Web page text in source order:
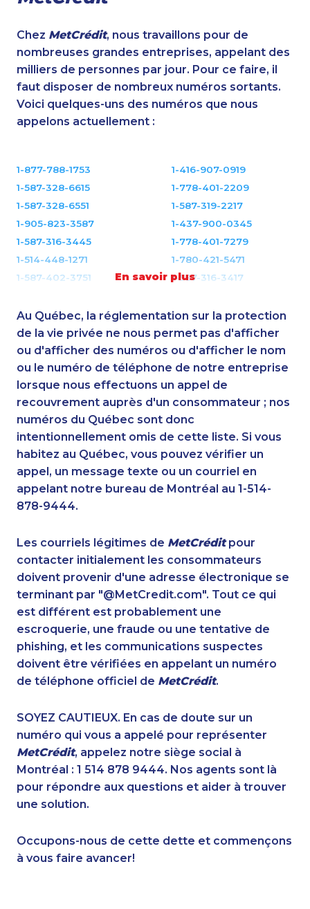
Chez MetCrédit, nous travaillons pour de
nombreuses grandes entreprises, appelant des
milliers de personnes par jour. Pour ce faire, il
faut disposer de nombreux numéros sortants.
Voici quelques-uns des numéros que nous
appelons actuellement :
En savoir plus
1-877-788-1753
1-416-907-0919
1-587-328-6615
1-778-401-2209
1-587-328-6551
1-587-319-2217
1-905-823-3587
1-437-900-0345
1-587-316-3445
1-778-401-7279
1-514-448-1271
1-780-421-5471
1-587-402-3751
1-587-316-3417
1-587-316-3405
1-778-588-9274
1-905-288-1050
1-877-788-1756
1-778-404-7752
1-780-900-8861
1-579-267-0756
1-506-300-0084
1-587-328-6622
1-647-694-6076
1-587-319-2144
1-587-328-6591
1-778-401-7322
1-778-401-7289
1-778-401-7396
1-250-244-3566
1-418-478-1513
1-604-282-3657
1-780-420-2392
1-416-208-7125
1-780-423-5705
1-780-421-5472
1-587-328-6639
1-437-900-0402
1-587-328-6586
1-819-201-0874
1-778-401-2180
1-780-900-8863
1-778-401-2189
1-587-316-3414
1-778-662-5026
1-604-696-3030
1-902-400-0795
1-902-482-9307
1-437-900-0343
1-587-316-3402
1-902-201-9360
1-506-300-0086
1-438-289-3500
1-587-328-6625
1-778-401-7162
1-416-225-5862
1-587-328-6602
1-403-306-0448
1-778-654-8400
1-647-722-9384
1-416-907-0894
Au Québec, la réglementation sur la protection
de la vie privée ne nous permet pas d'afficher
ou d'afficher des numéros ou d'afficher le nom
ou le numéro de téléphone de notre entreprise
lorsque nous effectuons un appel de
recouvrement auprès d'un consommateur ; nos
numéros du Québec sont donc
intentionnellement omis de cette liste. Si vous
habitez au Québec, vous pouvez vérifier un
appel, un message texte ou un courriel en
appelant notre bureau de Montréal au 1-514-
878-9444.
Les courriels légitimes de MetCréditpour
contacter initialement les consommateurs
doivent provenir d'une adresse électronique se
terminant par "@MetCredit.com". Tout ce qui
est différent est probablement une
escroquerie, une fraude ou une tentative de
phishing, et les communications suspectes
doivent être vérifiées en appelant un numéro
de téléphone officiel de MetCrédit.
SOYEZ CAUTIEUX. En cas de doute sur un
numéro qui vous a appelé pour représenter
MetCrédit, appelez notre siège social à
Montréal : 1 514 878 9444. Nos agents sont là
pour répondre aux questions et aider à trouver
une solution.
Occupons-nous de cette dette et commençons
à vous faire avancer!